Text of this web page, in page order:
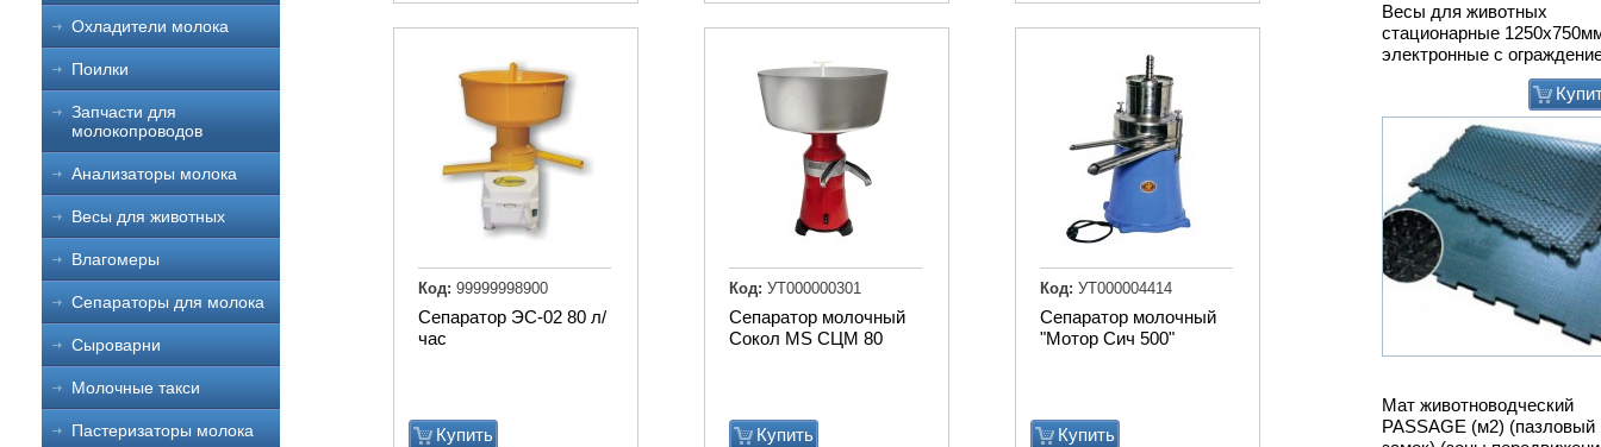
Охладители молока
Поилки
Запчасти для
молокопроводов
Анализаторы молока
Весы для животных
Влагомеры
Сепараторы для молока
Сыроварни
Молочные такси
Пастеризаторы молока
Мат животноводческий
PASSAGE (м2) (пазловый
замок) (зоны
подходит под скрепер)
Привод ТСН.00.760 без
дв.
Сепаратор ЭС-02 80 л/
час
Купить
Код: 99999998900
Сепаратор молочный
Сокол MS СЦМ 80
Купить
Код: УТ000000301
Сепаратор молочный
"Мотор Сич 500"
Купить
Код: УТ000004414